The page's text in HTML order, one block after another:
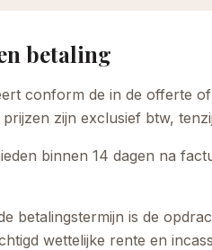
betaling
conform de in de offerte
zijn exclusief btw,
binnen 14 dagen na
betalingstermijn is de
wettelijke rente en